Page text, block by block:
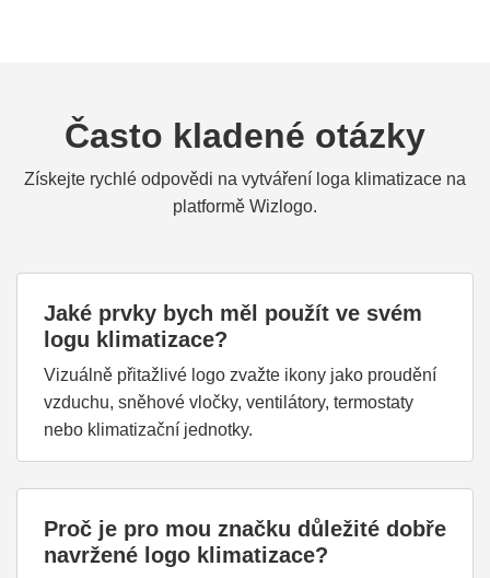
Často kladené otázky
Získejte rychlé odpovědi na vytváření loga klimatizace na
platformě Wizlogo.
Jaké prvky bych měl použít ve svém
logu klimatizace?
Vizuálně přitažlivé logo zvažte ikony jako proudění
vzduchu, sněhové vločky, ventilátory, termostaty
nebo klimatizační jednotky.
Proč je pro mou značku důležité dobře
navržené logo klimatizace?